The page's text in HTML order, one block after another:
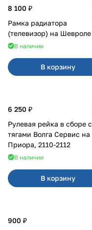
8 100 ₽
Рамка радиатора
(телевизор) на Шевроле
В наличии
В корзину
6 250 ₽
Рулевая рейка в сборе с
тягами Волга Сервис на
Приора, 2110-2112
В наличии
В корзину
900 ₽